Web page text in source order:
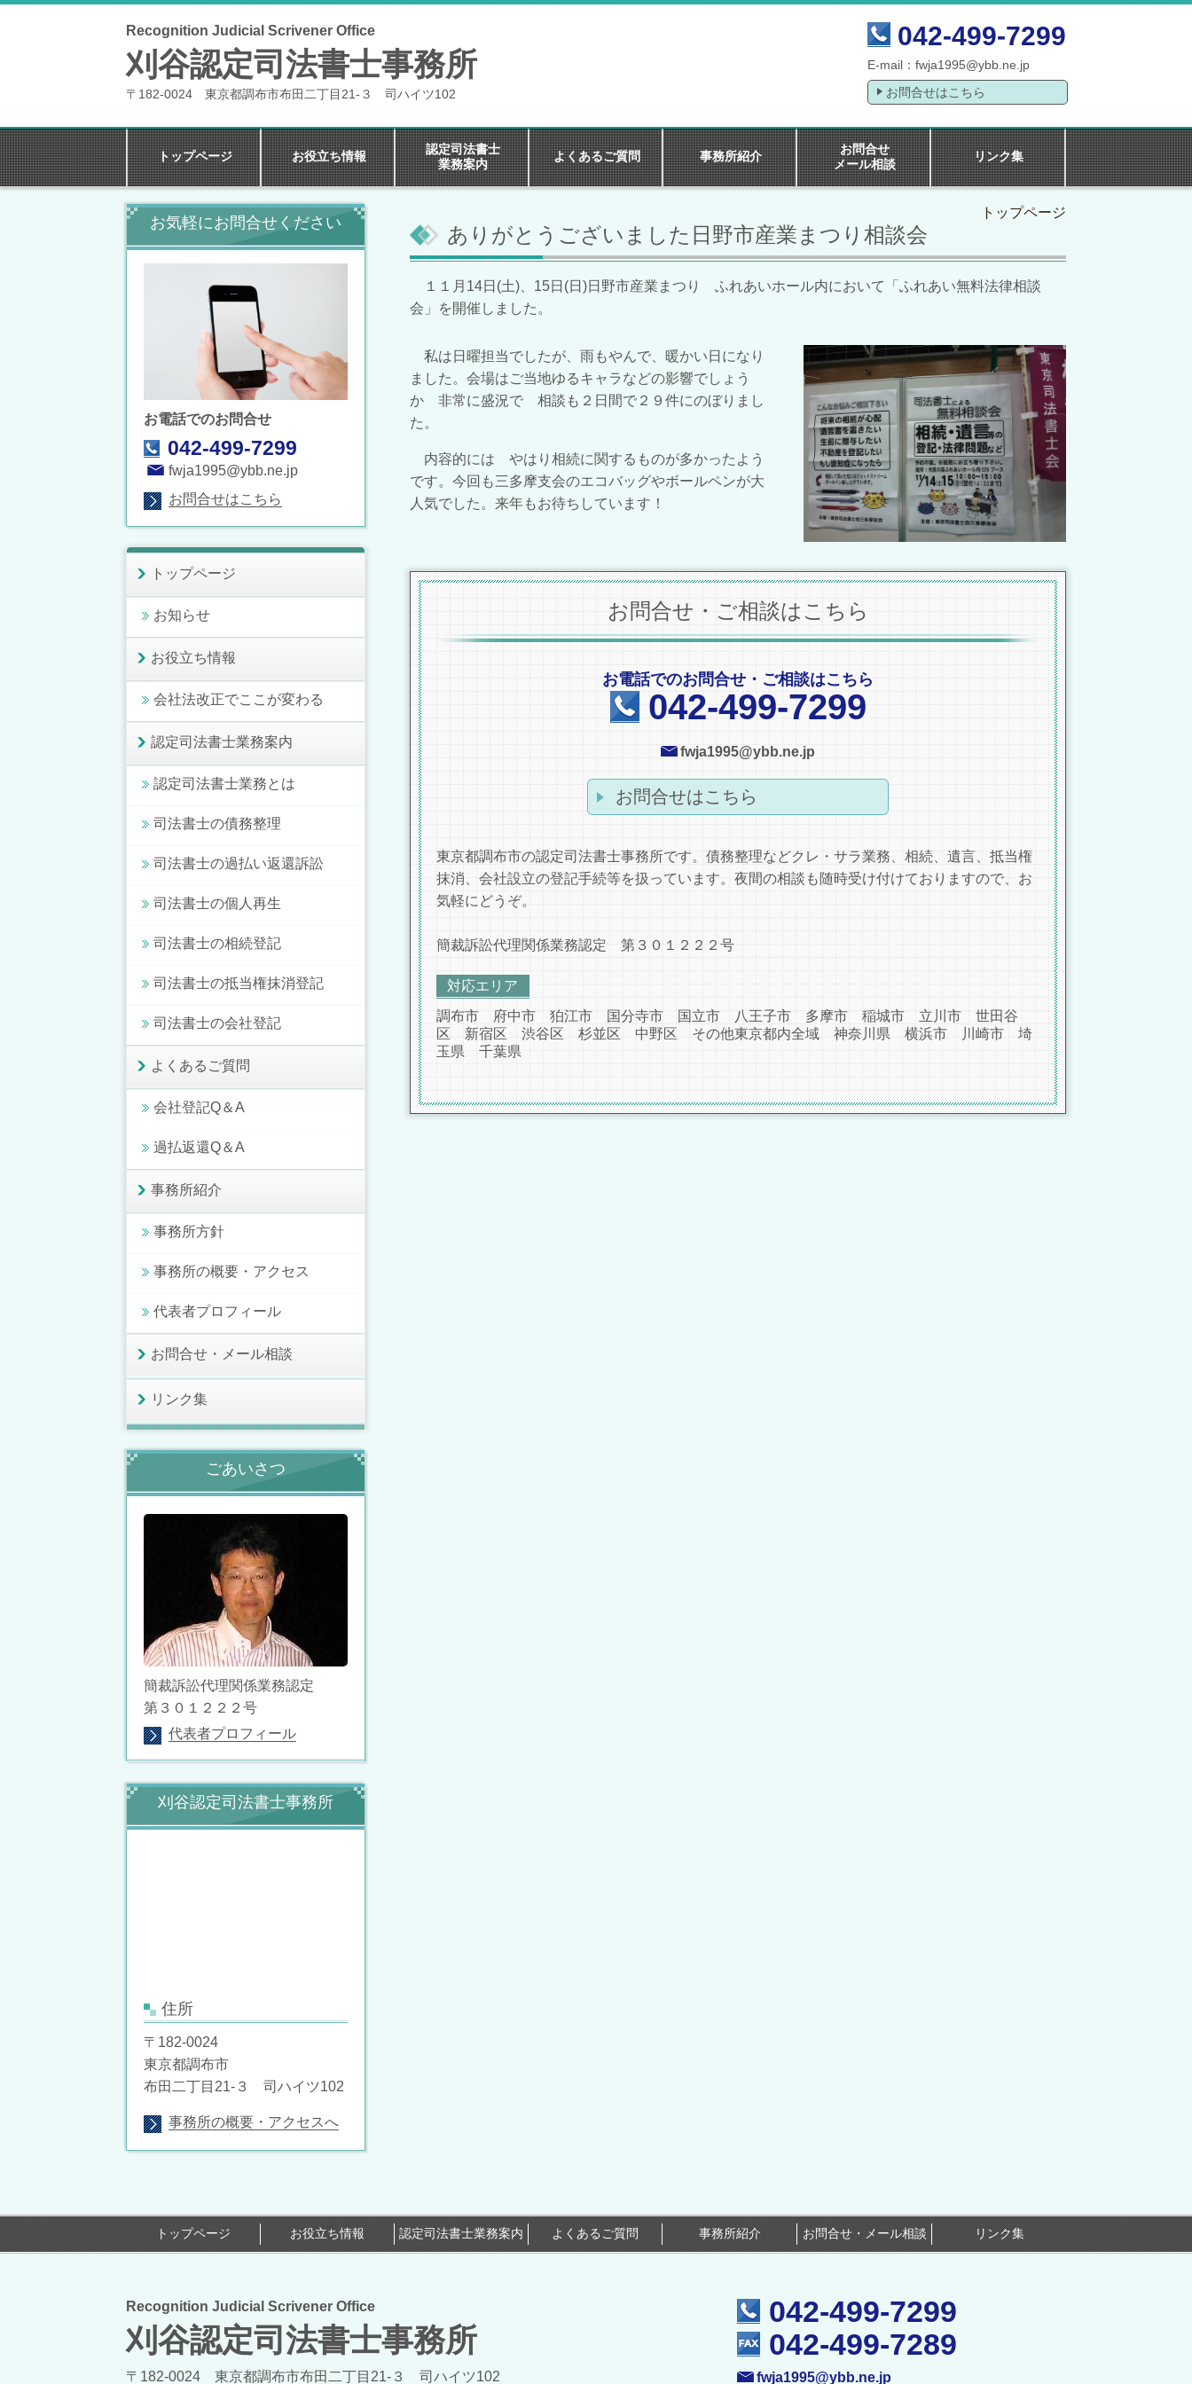
Recognition Judicial Scrivener Office
刈谷認定司法書士事務所
〒182-0024 東京都調布市布田二丁目21-３ 司ハイツ102
042-499-7299
E-mail： fwja1995@ybb.ne.jp
お問合せはこちら
トップページ お役立ち情報
認定司法書士
業務案内
よくあるご質問 事務所紹介
お問合せ
メール相談
リンク集
トップページ
ありがとうございました日野市産業まつり相談会
１１月14日(土)、15日(日 )日野市産業まつり ふれあいホール内において「ふれあい無料法律相談
会」を開催しました。
私は日曜担当でしたが、雨もやんで、暖かい日になり
ました。会場はご当地ゆるキャラなどの影響でしょう
か 非常に盛況で 相談も２日間で２９件にのぼりまし
た。
内容的には やはり 相続に関するものが多かったよう
です。今回も三多摩支会のエコバッグやボールペンが大
人気でした。 来年もお待ちしています！
お問合せ・ご相談はこちら
お電話でのお問合せ・ご相談はこちら
042-499-7299
fwja1995@ybb.ne.jp
お問合せはこちら
東京都調布市の認定司法書士事務所です。債務整理などクレ・サラ業務、相続、遺言、抵当権
抹消、会社設立の登記手続等を扱っています。夜間の相談も随時受け付けておりますので、お
気軽にどうぞ。
簡裁訴訟代理関係業務認定 第３０１２２２号
対応エリア
調布市 府中市 狛江市 国分寺市 国立市 八王子市 多摩市 稲城市 立川市 世田谷
区 新宿区 渋谷区 杉並区 中野区 その他東京都内全域 神奈川県 横浜市 川崎市 埼
玉県 千葉県
お気軽にお問合せください
お電話でのお問合せ
042-499-7299
fwja1995@ybb.ne.jp
お問合せはこちら
トップページ
お知らせ
お役立ち情報
会社法改正でここが変わる
認定司法書士業務案内
認定司法書士業務とは
司法書士の債務整理
司法書士の過払い返還訴訟
司法書士の個人再生
司法書士の相続登記
司法書士の抵当権抹消登記
司法書士の会社登記
よくあるご質問
会社登記Q＆A
過払返還Q＆A
事務所紹介
事務所方針
事務所の概要・アクセス
代表者プロフィール
お問合せ・メール相談
リンク集
ごあいさつ
簡裁訴訟代理関係業務認定
第３０１２２２号
代表者プロフィール
刈谷認定司法書士事務所
住所
〒182-0024
東京都調布市
布田二丁目21-３ 司ハイツ102
事務所の概要・アクセスへ
トップページ お役立ち情報 認定司法書士業務案内 よくあるご質問 事務所紹介 お問合せ・メール相談 リンク集
Recognition Judicial Scrivener Office
刈谷認定司法書士事務所
〒182-0024 東京都調布市布田二丁目21-３ 司ハイツ102
042-499-7299
042-499-7289
fwja1995@ybb.ne.jp